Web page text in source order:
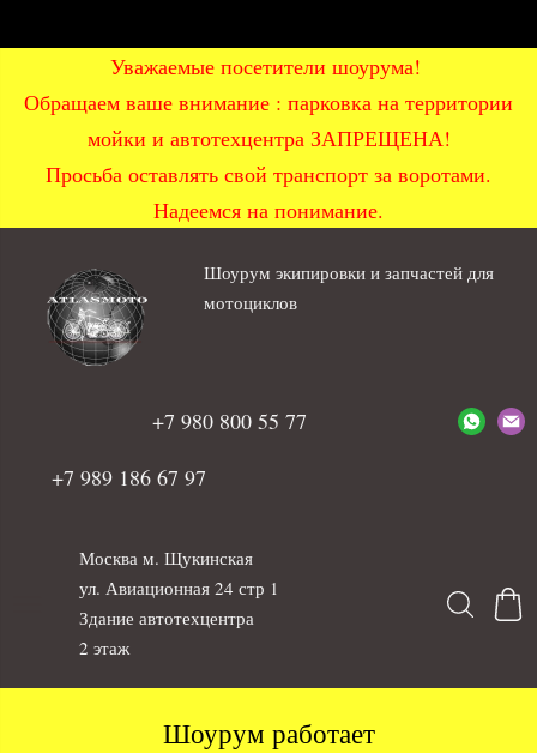
Уважаемые посетители шоурума!
Обращаем ваше внимание : парковка на территории
мойки и автотехцентра ЗАПРЕЩЕНА!
Просьба оставлять свой транспорт за воротами.
Надеемся на понимание.
Шоурум экипировки и запчастей для
мотоциклов
+7 980 800 55 77
+7 989 186 67 97
Москва м. Щукинская
ул. Авиационная 24 стр 1
Здание автотехцентра
2 этаж
Шоурум работает